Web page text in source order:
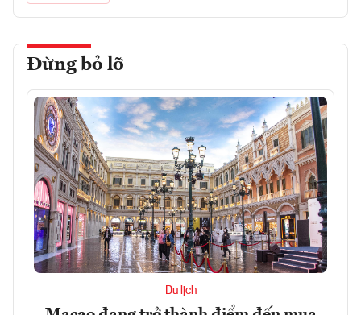
Đừng bỏ lỡ
Du lịch